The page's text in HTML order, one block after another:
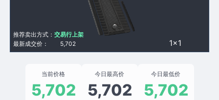
1×1
最新成交价： 5,702
推荐卖出方式： 交易行上架
当前价格
5,702
今日最高价
5,702
今日最低价
5,702